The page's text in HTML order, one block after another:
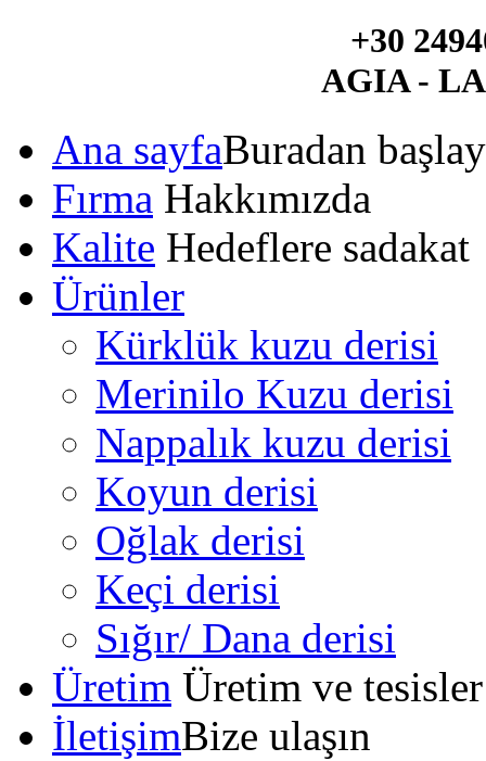
+30
AGIA -
Ana sayfaBuradan
Fırma Hakkımızda
Kalite Hedeflere sadakat
Ürünler
Kürklük kuzu derisi
Merinilo Kuzu derisi
Nappalık kuzu derisi
Koyun derisi
Oğlak derisi
Keçi derisi
Sığır/ Dana derisi
Üretim Üretim ve tesisler
İletişimBize ulaşın